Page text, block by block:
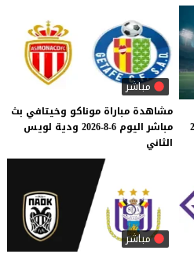
مباشر
مشاهدة مباراة موناكو وخيتافي بث
مباشر اليوم 6-8-2026 ودية لويس
الثاني
مباشر